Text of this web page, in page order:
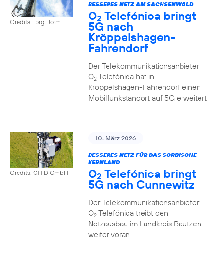
Credits: Jörg Borm
BESSERES NETZ AM SACHSENWALD
O2 Telefónica bringt
5G nach
Kröppelshagen-
Fahrendorf
Der Telekommunikationsanbieter
O2Telefónica hat in
Kröppelshagen-Fahrendorf einen
Mobilfunkstandort auf 5G erweitert
Credits: GfTD GmbH
10. März 2026
BESSERES NETZ FÜR DAS SORBISCHE
KERNLAND
O2 Telefónica bringt
5G nach Cunnewitz
Der Telekommunikationsanbieter
O2Telefónica treibt den
Netzausbau im Landkreis Bautzen
weiter voran